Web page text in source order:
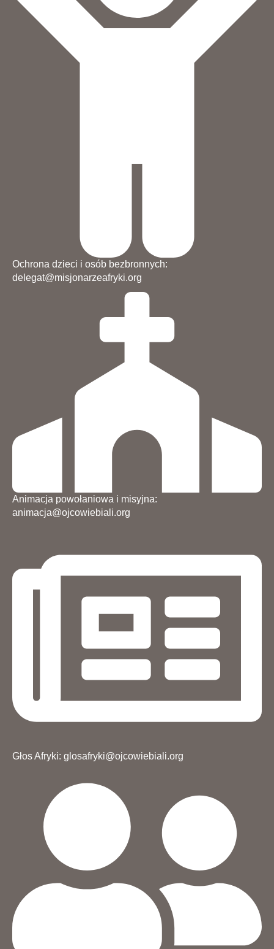
Ochrona dzieci i osób bezbronnych:
delegat@misjonarzeafryki.org
Animacja powołaniowa i misyjna:
animacja@ojcowiebiali.org
Głos Afryki: glosafryki@ojcowiebiali.org